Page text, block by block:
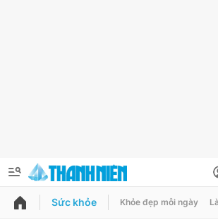
QUẢNG CÁO ĐẶT BÁO
Sức khỏe Khỏe đẹp mỗi ngày